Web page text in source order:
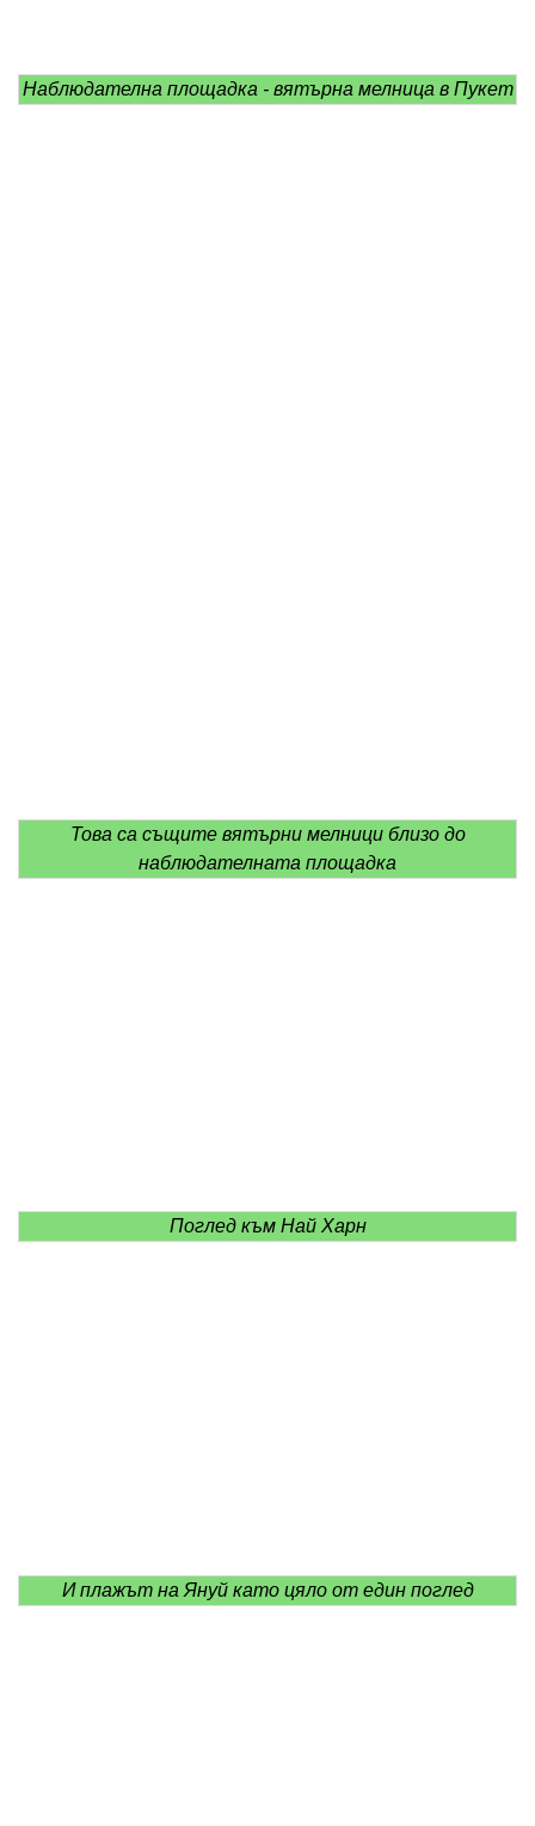
Наблюдателна площадка - вятърна мелница в Пукет
Това са същите вятърни мелници близо до
наблюдателната площадка
Поглед към Най Харн
И плажът на Януй като цяло от един поглед